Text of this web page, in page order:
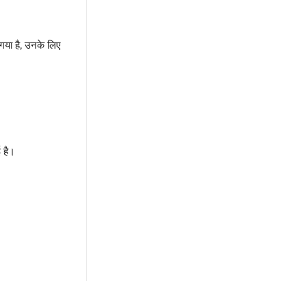
है, उनके लिए
है।